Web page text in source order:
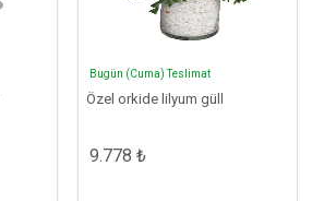
Bugün (Cuma) Teslimat
Özel orkide lilyum güll
9.778 ₺